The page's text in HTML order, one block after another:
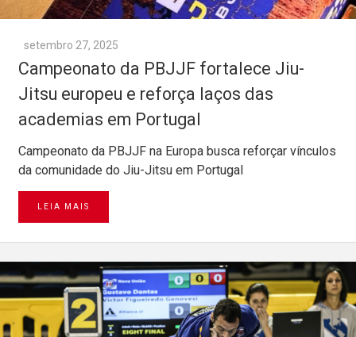
setembro 27, 2025
Campeonato da PBJJF fortalece Jiu-
Jitsu europeu e reforça laços das
academias em Portugal
Campeonato da PBJJF na Europa busca reforçar vínculos
da comunidade do Jiu-Jitsu em Portugal
LEIA MAIS